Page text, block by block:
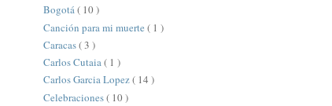
Bogotá( 10 )
Canción para mi muerte ( 1 )
Caracas( 3 )
Carlos Cutaia( 1 )
Carlos Garcia Lopez( 14 )
Celebraciones( 10 )